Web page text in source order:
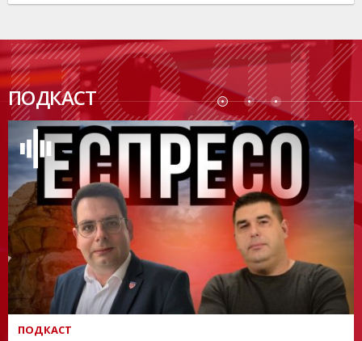
ПОДКАСТ
ПОДК
АСТ
ПОДКАСТ